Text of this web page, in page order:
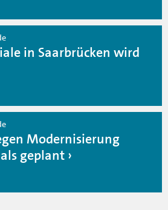
in Saarbrücken wird
Modernisierung
geplant